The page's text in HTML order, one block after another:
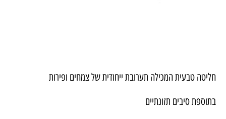
חליטה טבעית המכילה תערובת ייחודית של צמחים ופירות
בתוספת סיבים תזונתיים